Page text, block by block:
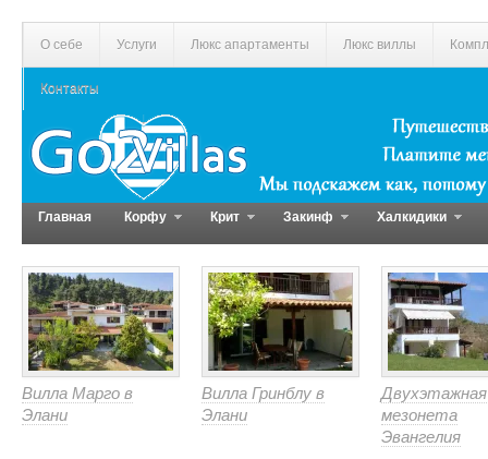
О себе Услуги Люкс апартаменты Люкс виллы
Контакты
Главная Корфу Крит Закинф Халкидики
Вилла Марго в
Элани
Вилла Гринблу в
Элани
Двухэтажная
мезонета
Эвангелия